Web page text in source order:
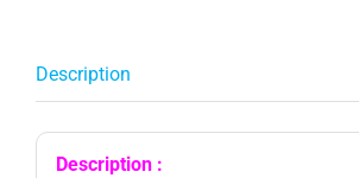
Description
Description :